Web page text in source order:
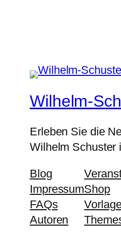
Wilhelm-
Erleben Sie die
Wilhelm Schuster
Blog
Impressum
FAQs
Autoren
Shop